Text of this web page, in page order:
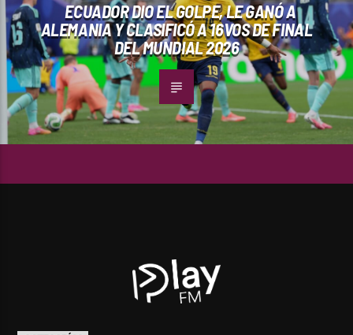
ECUADOR DIO EL GOLPE, LE GANÓ A
ALEMANIA Y CLASIFICÓ A 16VOS DE FINAL
DEL MUNDIAL 2026